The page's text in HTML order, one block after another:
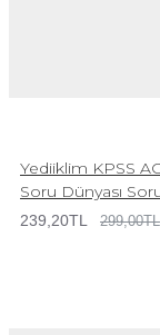
Yediiklim KPSS
Soru Dünyası
239,20TL 299,00TL